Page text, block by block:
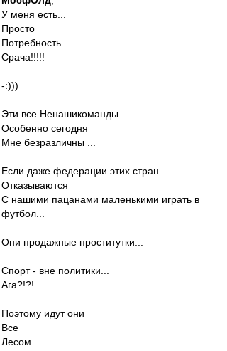
У меня есть...
Просто
Потребность...
Срача!!!!!
-:)))
Эти все Ненашикоманды
Особенно сегодня
Мне безразличны ...
Если даже федерации этих стран
Отказываются
С нашими пацанами маленькими играть в
футбол...
Они продажные проститутки...
Спорт - вне политики...
Ага?!?!
Поэтому идут они
Все
Лесом....